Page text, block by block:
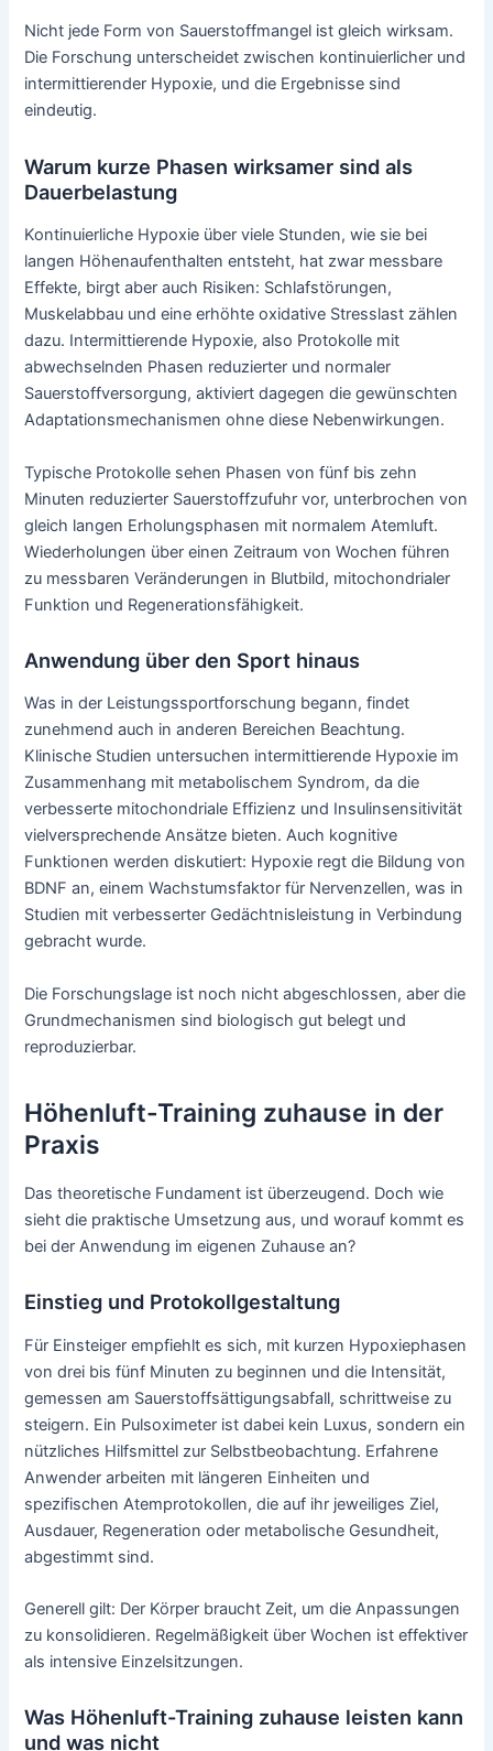
Nicht jede Form von Sauerstoffmangel ist gleich wirksam.
Die Forschung unterscheidet zwischen kontinuierlicher und
intermittierender Hypoxie, und die Ergebnisse sind
eindeutig.
Warum kurze Phasen wirksamer sind als
Dauerbelastung
Kontinuierliche Hypoxie über viele Stunden, wie sie bei
langen Höhenaufenthalten entsteht, hat zwar messbare
Effekte, birgt aber auch Risiken: Schlafstörungen,
Muskelabbau und eine erhöhte oxidative Stresslast zählen
dazu. Intermittierende Hypoxie, also Protokolle mit
abwechselnden Phasen reduzierter und normaler
Sauerstoffversorgung, aktiviert dagegen die gewünschten
Adaptationsmechanismen ohne diese Nebenwirkungen.
Typische Protokolle sehen Phasen von fünf bis zehn
Minuten reduzierter Sauerstoffzufuhr vor, unterbrochen von
gleich langen Erholungsphasen mit normalem Atemluft.
Wiederholungen über einen Zeitraum von Wochen führen
zu messbaren Veränderungen in Blutbild, mitochondrialer
Funktion und Regenerationsfähigkeit.
Anwendung über den Sport hinaus
Was in der Leistungssportforschung begann, findet
zunehmend auch in anderen Bereichen Beachtung.
Klinische Studien untersuchen intermittierende Hypoxie im
Zusammenhang mit metabolischem Syndrom, da die
verbesserte mitochondriale Effizienz und Insulinsensitivität
vielversprechende Ansätze bieten. Auch kognitive
Funktionen werden diskutiert: Hypoxie regt die Bildung von
BDNF an, einem Wachstumsfaktor für Nervenzellen, was in
Studien mit verbesserter Gedächtnisleistung in Verbindung
gebracht wurde.
Die Forschungslage ist noch nicht abgeschlossen, aber die
Grundmechanismen sind biologisch gut belegt und
reproduzierbar.
Höhenluft-Training zuhause in der
Praxis
Das theoretische Fundament ist überzeugend. Doch wie
sieht die praktische Umsetzung aus, und worauf kommt es
bei der Anwendung im eigenen Zuhause an?
Einstieg und Protokollgestaltung
Für Einsteiger empfiehlt es sich, mit kurzen Hypoxiephasen
von drei bis fünf Minuten zu beginnen und die Intensität,
gemessen am Sauerstoffsättigungsabfall, schrittweise zu
steigern. Ein Pulsoximeter ist dabei kein Luxus, sondern ein
nützliches Hilfsmittel zur Selbstbeobachtung. Erfahrene
Anwender arbeiten mit längeren Einheiten und
spezifischen Atemprotokollen, die auf ihr jeweiliges Ziel,
Ausdauer, Regeneration oder metabolische Gesundheit,
abgestimmt sind.
Generell gilt: Der Körper braucht Zeit, um die Anpassungen
zu konsolidieren. Regelmäßigkeit über Wochen ist effektiver
als intensive Einzelsitzungen.
Was Höhenluft-Training zuhause leisten kann
und was nicht